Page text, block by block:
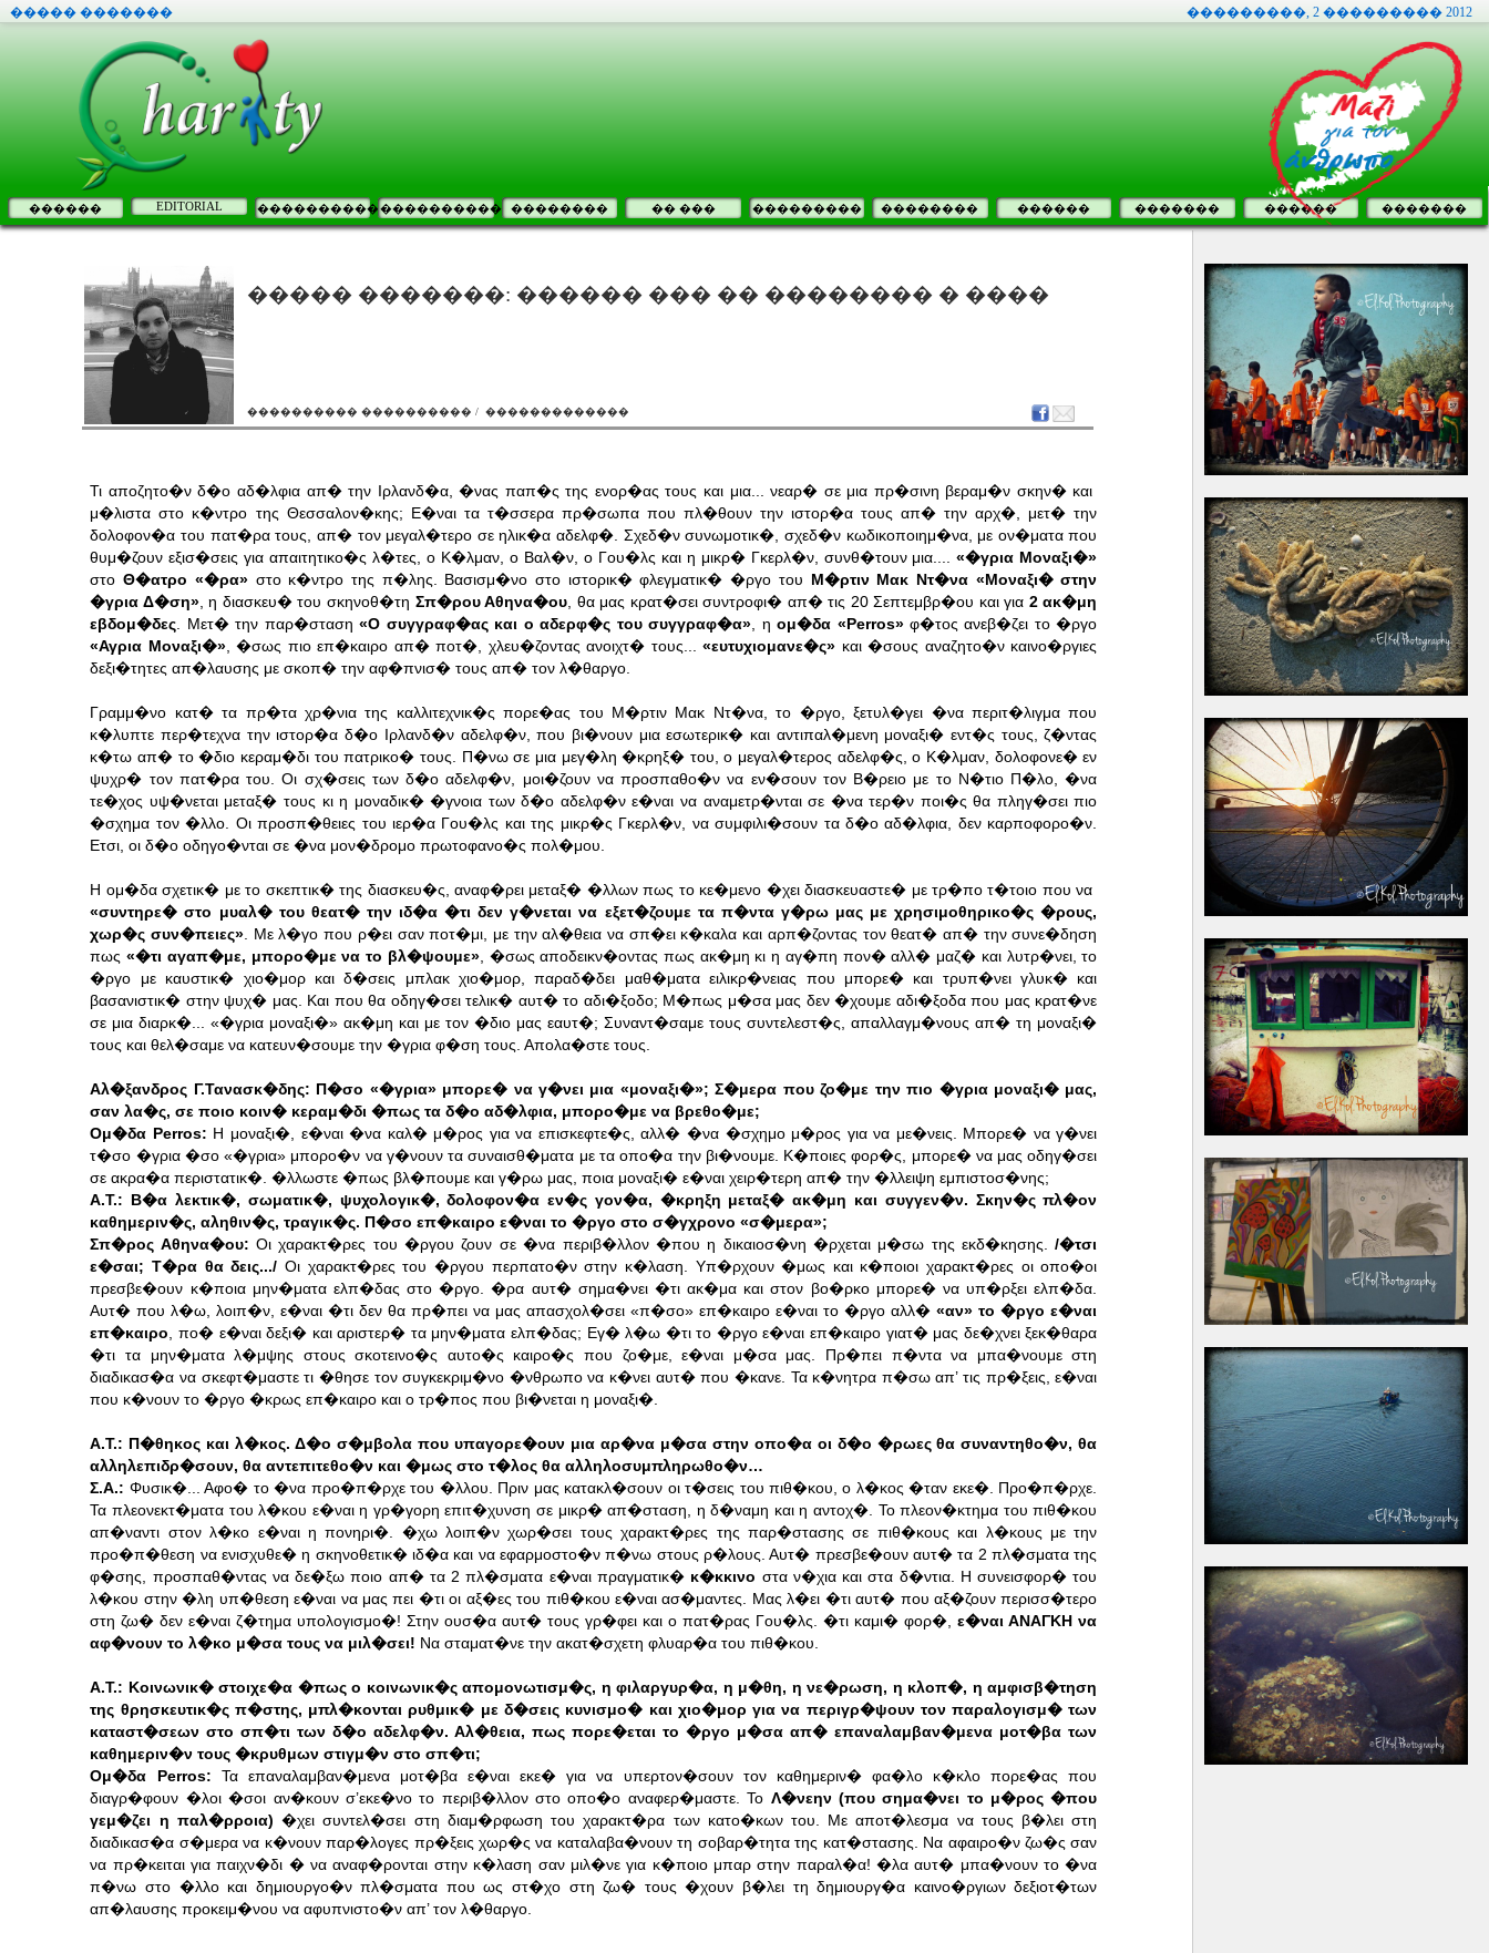
����� ������� ���������, 2 ��������� 2012
������ EDITORIAL �������������������� �������� �� ��� ��������� �������� ������ ������� ������ �������
����� �������: ������ ��� �� �������� � ����
���������� ���������� / �������������
Τι αποζητο�ν δ�ο αδ�λφια απ� την Ιρλανδ�α, �νας παπ�ς της ενορ�ας τους και μια... νεαρ� σε μια πρ�σινη βεραμ�ν σκην� και
μ�λιστα στο κ�ντρο της Θεσσαλον�κης; Ε�ναι τα τ�σσερα πρ�σωπα που πλ�θουν την ιστορ�α τους απ� την αρχ�, μετ� την
δολοφον�α του πατ�ρα τους, απ� τον μεγαλ�τερο σε ηλικ�α αδελφ�. Σχεδ�ν συνωμοτικ�, σχεδ�ν κωδικοποιημ�να, με ον�ματα που
θυμ�ζουν εξισ�σεις για απαιτητικο�ς λ�τες, ο Κ�λμαν, ο Βαλ�ν, ο Γου�λς και η μικρ� Γκερλ�ν, συνθ�τουν μια....
«�γρια Μοναξι�»
στοΘ�ατρο «�ρα»στο κ�ντρο της π�λης. Βασισμ�νο στο ιστορικ� φλεγματικ� �ργο του Μ�ρτιν Μακ Ντ�να «Μοναξι� στην
�γρια Δ�ση», η διασκευ� του σκηνοθ�τη Σπ�ρου Αθηνα�ου , θα μας κρατ�σει συντροφι� απ� τις 20 Σεπτεμβρ�ου και για 2 ακ�μη
εβδομ�δες . Μετ� την παρ�σταση«Ο συγγραφ�ας και ο αδερφ�ς του συγγραφ�α» , ηομ�δα «Perros»φ�τος ανεβ�ζει το �ργο
«Αγρια Μοναξι�», �σως πιο επ�καιρο απ� ποτ�, χλευ�ζοντας ανοιχτ� τους...«ευτυχιομανε�ς» και �σους αναζητο�ν καινο�ργιες
δεξι�τητες απ�λαυσης με σκοπ� την αφ�πνισ� τους απ� τον λ�θαργο.
Γραμμ�νο κατ� τα πρ�τα χρ�νια της καλλιτεχνικ�ς πορε�ας του Μ�ρτιν Μακ Ντ�να, το �ργο, ξετυλ�γει �να περιτ�λιγμα που
κ�λυπτε περ�τεχνα την ιστορ�α δ�ο Ιρλανδ�ν αδελφ�ν, που βι�νουν μια εσωτερικ� και αντιπαλ�μενη μοναξι� εντ�ς τους, ζ�ντας
κ�τω απ� το �διο κεραμ�δι του πατρικο� τους. Π�νω σε μια μεγ�λη �κρηξ� του, ο μεγαλ�τερος αδελφ�ς, ο Κ�λμαν, δολοφονε� εν
ψυχρ� τον πατ�ρα του. Οι σχ�σεις των δ�ο αδελφ�ν, μοι�ζουν να προσπαθο�ν να εν�σουν τον Β�ρειο με το Ν�τιο Π�λο, �να
τε�χος υψ�νεται μεταξ� τους κι η μοναδικ� �γνοια των δ�ο αδελφ�ν ε�ναι να αναμετρ�νται σε �να τερ�ν ποι�ς θα πληγ�σει πιο
�σχημα τον �λλο. Οι προσπ�θειες του ιερ�α Γου�λς και της μικρ�ς Γκερλ�ν, να συμφιλι�σουν τα δ�ο αδ�λφια, δεν καρποφορο�ν.
Ετσι, οι δ�ο οδηγο�νται σε �να μον�δρομο πρωτοφανο�ς πολ�μου.
Η ομ�δα σχετικ� με το σκεπτικ� της διασκευ�ς, αναφ�ρει μεταξ� �λλων πως το κε�μενο �χει διασκευαστε� με τρ�πο τ�τοιο που να
«συντηρε� στο μυαλ� του θεατ� την ιδ�α �τι δεν γ�νεται να εξετ�ζουμε τα π�ντα γ�ρω μας με χρησιμοθηρικο�ς �ρους,
χωρ�ς συν�πειες» . Με λ�γο που ρ�ει σαν ποτ�μι, με την αλ�θεια να σπ�ει κ�καλα και αρπ�ζοντας τον θεατ� απ� την συνε�δηση
πως«�τι αγαπ�με, μπορο�με να το βλ�ψουμε», �σως αποδεικν�οντας πως ακ�μη κι η αγ�πη πον� αλλ� μαζ� και λυτρ�νει, το
�ργο με καυστικ� χιο�μορ και δ�σεις μπλακ χιο�μορ, παραδ�δει μαθ�ματα ειλικρ�νειας που μπορε� και τρυπ�νει γλυκ� και
βασανιστικ� στην ψυχ� μας. Και που θα οδηγ�σει τελικ� αυτ� το αδι�ξοδο; Μ�πως μ�σα μας δεν �χουμε αδι�ξοδα που μας κρατ�νε
σε μια διαρκ�... «�γρια μοναξι�» ακ�μη και με τον �διο μας εαυτ�; Συναντ�σαμε τους συντελεστ�ς, απαλλαγμ�νους απ� τη μοναξι�
τους και θελ�σαμε να κατευν�σουμε την �γρια φ�ση τους. Απολα�στε τους.
Αλ�ξανδρος Γ.Τανασκ�δης: Π�σο «�γρια» μπορε� να γ�νει μια «μοναξι�»; Σ�μερα που ζο�με την πιο �γρια μοναξι� μας,
σαν λα�ς, σε ποιο κοιν� κεραμ�δι �πως τα δ�ο αδ�λφια, μπορο�με να βρεθο�με;
Ομ�δα Perros: Η μοναξι�, ε�ναι �να καλ� μ�ρος για να επισκεφτε�ς, αλλ� �να �σχημο μ�ρος για να με�νεις. Μπορε� να γ�νει
τ�σο �γρια �σο «�γρια» μπορο�ν να γ�νουν τα συναισθ�ματα με τα οπο�α την βι�νουμε. Κ�ποιες φορ�ς, μπορε� να μας οδηγ�σει
σε ακρα�α περιστατικ�. �λλωστε �πως βλ�πουμε και γ�ρω μας, ποια μοναξι� ε�ναι χειρ�τερη απ� την �λλειψη εμπιστοσ�νης;
Α.Τ.: Β�α λεκτικ�, σωματικ�, ψυχολογικ�, δολοφον�α εν�ς γον�α, �κρηξη μεταξ� ακ�μη και συγγεν�ν. Σκην�ς πλ�ον
καθημεριν�ς, αληθιν�ς, τραγικ�ς. Π�σο επ�καιρο ε�ναι το �ργο στο σ�γχρονο «σ�μερα»;
Σπ�ρος Αθηνα�ου: Οι χαρακτ�ρες του �ργου ζουν σε �να περιβ�λλον �που η δικαιοσ�νη �ρχεται μ�σω της εκδ�κησης./�τσι
ε�σαι; Τ�ρα θα δεις.../ Οι χαρακτ�ρες του �ργου περπατο�ν στην κ�λαση. Υπ�ρχουν �μως και κ�ποιοι χαρακτ�ρες οι οπο�οι
πρεσβε�ουν κ�ποια μην�ματα ελπ�δας στο �ργο. �ρα αυτ� σημα�νει �τι ακ�μα και στον βο�ρκο μπορε� να υπ�ρξει ελπ�δα.
Αυτ� που λ�ω, λοιπ�ν, ε�ναι �τι δεν θα πρ�πει να μας απασχολ�σει «π�σο» επ�καιρο ε�ναι το �ργο αλλ�«αν» το �ργο ε�ναι
επ�καιρο , πο� ε�ναι δεξι� και αριστερ� τα μην�ματα ελπ�δας; Εγ� λ�ω �τι το �ργο ε�ναι επ�καιρο γιατ� μας δε�χνει ξεκ�θαρα
�τι τα μην�ματα λ�μψης στους σκοτεινο�ς αυτο�ς καιρο�ς που ζο�με, ε�ναι μ�σα μας. Πρ�πει π�ντα να μπα�νουμε στη
διαδικασ�α να σκεφτ�μαστε τι �θησε τον συγκεκριμ�νο �νθρωπο να κ�νει αυτ� που �κανε. Τα κ�νητρα π�σω απ’ τις πρ�ξεις, ε�ναι
που κ�νουν το �ργο �κρως επ�καιρο και ο τρ�πος που βι�νεται η μοναξι�.
Α.Τ.: Π�θηκος και λ�κος. Δ�ο σ�μβολα που υπαγορε�ουν μια αρ�να μ�σα στην οπο�α οι δ�ο �ρωες θα συναντηθο�ν, θα
αλληλεπιδρ�σουν, θα αντεπιτεθο�ν και �μως στο τ�λος θα αλληλοσυμπληρωθο�ν…
Σ.Α.: Φυσικ�... Αφο� το �να προ�π�ρχε του �λλου. Πριν μας κατακλ�σουν οι τ�σεις του πιθ�κου, ο λ�κος �ταν εκε�. Προ�π�ρχε.
Τα πλεονεκτ�ματα του λ�κου ε�ναι η γρ�γορη επιτ�χυνση σε μικρ� απ�σταση, η δ�ναμη και η αντοχ�. Το πλεον�κτημα του πιθ�κου
απ�ναντι στον λ�κο ε�ναι η πονηρι�. �χω λοιπ�ν χωρ�σει τους χαρακτ�ρες της παρ�στασης σε πιθ�κους και λ�κους με την
προ�π�θεση να ενισχυθε� η σκηνοθετικ� ιδ�α και να εφαρμοστο�ν π�νω στους ρ�λους. Αυτ� πρεσβε�ουν αυτ� τα 2 πλ�σματα της
φ�σης, προσπαθ�ντας να δε�ξω ποιο απ� τα 2 πλ�σματα ε�ναι πραγματικ� κ�κκινο στα ν�χια και στα δ�ντια. Η συνεισφορ� του
λ�κου στην �λη υπ�θεση ε�ναι να μας πει �τι οι αξ�ες του πιθ�κου ε�ναι ασ�μαντες. Μας λ�ει �τι αυτ� που αξ�ζουν περισσ�τερο
στη ζω� δεν ε�ναι ζ�τημα υπολογισμο�! Στην ουσ�α αυτ� τους γρ�φει και ο πατ�ρας Γου�λς. �τι καμι� φορ�,ε�ναι ΑΝΑΓΚΗ να
αφ�νουν το λ�κο μ�σα τους να μιλ�σει! Να σταματ�νε την ακατ�σχετη φλυαρ�α του πιθ�κου.
Α.Τ.: Κοινωνικ� στοιχε�α �πως ο κοινωνικ�ς απομονωτισμ�ς, η φιλαργυρ�α, η μ�θη, η νε�ρωση, η κλοπ�, η αμφισβ�τηση
της θρησκευτικ�ς π�στης, μπλ�κονται ρυθμικ� με δ�σεις κυνισμο� και χιο�μορ για να περιγρ�ψουν τον παραλογισμ� των
καταστ�σεων στο σπ�τι των δ�ο αδελφ�ν. Αλ�θεια, πως πορε�εται το �ργο μ�σα απ� επαναλαμβαν�μενα μοτ�βα των
καθημεριν�ν τους �κρυθμων στιγμ�ν στο σπ�τι;
Ομ�δα Perros: Τα επαναλαμβαν�μενα μοτ�βα ε�ναι εκε� για να υπερτον�σουν τον καθημεριν� φα�λο κ�κλο πορε�ας που
διαγρ�φουν �λοι �σοι αν�κουν σ’εκε�νο το περιβ�λλον στο οπο�ο αναφερ�μαστε. Το Λ�νεην (που σημα�νει το μ�ρος �που
γεμ�ζει η παλ�ρροια) �χει συντελ�σει στη διαμ�ρφωση του χαρακτ�ρα των κατο�κων του. Με αποτ�λεσμα να τους β�λει στη
διαδικασ�α σ�μερα να κ�νουν παρ�λογες πρ�ξεις χωρ�ς να καταλαβα�νουν τη σοβαρ�τητα της κατ�στασης. Να αφαιρο�ν ζω�ς σαν
να πρ�κειται για παιχν�δι � να αναφ�ρονται στην κ�λαση σαν μιλ�νε για κ�ποιο μπαρ στην παραλ�α! �λα αυτ� μπα�νουν το �να
π�νω στο �λλο και δημιουργο�ν πλ�σματα που ως στ�χο στη ζω� τους �χουν β�λει τη δημιουργ�α καινο�ργιων δεξιοτ�των
απ�λαυσης προκειμ�νου να αφυπνιστο�ν απ’ τον λ�θαργο.